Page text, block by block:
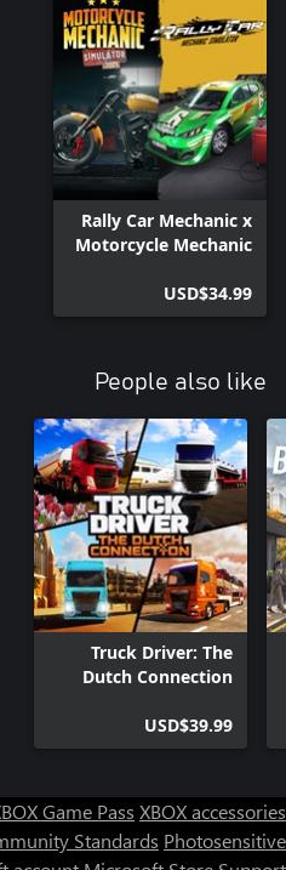
Rally Car Mechanic x
Motorcycle Mechanic
USD$34.99
People also like
Truck Driver: The
Dutch Connection
USD$39.99
Game Pass XBOX accessories
Standards Photosensitive